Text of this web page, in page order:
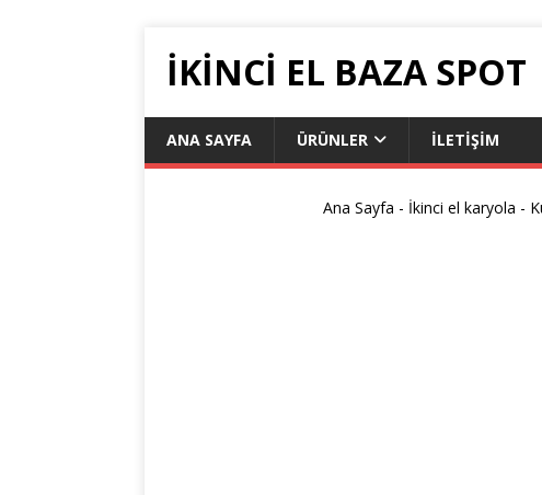
IKINCI EL BAZA SPOT
ANA SAYFA ÜRÜNLER İLETIŞIM
Ana Sayfa - İkinci el karyola -